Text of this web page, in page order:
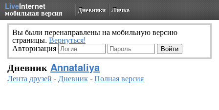
LiveInternet
мобильная версия Дневники Личка
Вы были перенаправлены на мобильную версию
страницы. Вернуться!
Авторизация
Дневник Annataliya
Лента друзей -Дневник-Полная версия